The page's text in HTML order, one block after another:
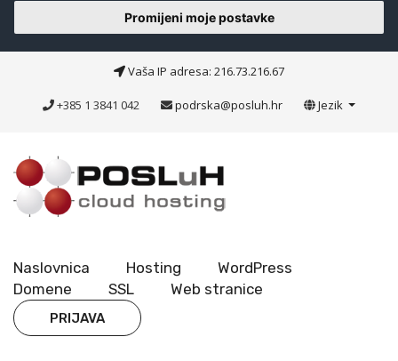
Promijeni moje postavke
Vaša IP adresa: 216.73.216.67
+385 1 3841 042 podrska@posluh.hr Jezik
Naslovnica Hosting
WordPress
Domene
SSL Web stranice
PRIJAVA